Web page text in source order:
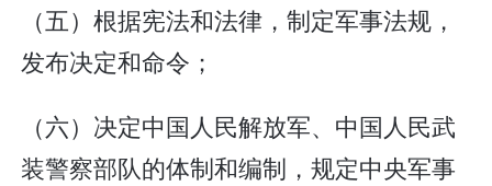
（五）根据宪法和法律，制定军事法规，
发布决定和命令；
（六）决定中国人民解放军、中国人民武
装警察部队的体制和编制，规定中央军事